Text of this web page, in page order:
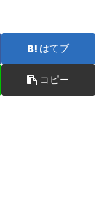
はてブ
コピー